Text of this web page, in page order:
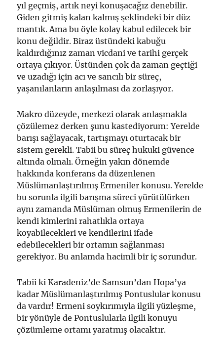
yıl geçmiş, artık neyi konuşacağız denebilir.
Giden gitmiş kalan kalmış şeklindeki bir düz
mantık. Ama bu öyle kolay kabul edilecek bir
konu değildir. Biraz üstündeki kabuğu
kaldırdığınız zaman vicdani ve tarihi gerçek
ortaya çıkıyor. Üstünden çok da zaman geçtiği
ve uzadığı için acı ve sancılı bir süreç,
yaşanılanların anlaşılması da zorlaşıyor.
Makro düzeyde, merkezi olarak anlaşmakla
çözülemez derken şunu kastediyorum: Yerelde
barışı sağlayacak, tartışmayı oturtacak bir
sistem gerekli. Tabii bu süreç hukuki güvence
altında olmalı. Örneğin yakın dönemde
hakkında konferans da düzenlenen
Müslümanlaştırılmış Ermeniler konusu. Yerelde
bu sorunla ilgili barışma süreci yürütülürken
aynı zamanda Müslüman olmuş Ermenilerin de
kendi kimlerini rahatlıkla ortaya
koyabilecekleri ve kendilerini ifade
edebilecekleri bir ortamın sağlanması
gerekiyor. Bu anlamda hacimli bir iç sorundur.
Tabii ki Karadeniz’de Samsun’dan Hopa’ya
kadar Müslümanlaştırılmış Pontuslular konusu
da vardır! Ermeni soykırımıyla ilgili yüzleşme,
bir yönüyle de Pontuslularla ilgili konuyu
çözümleme ortamı yaratmış olacaktır.